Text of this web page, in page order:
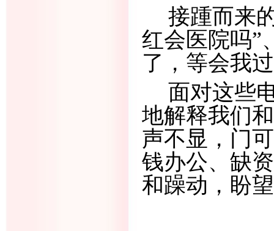
接踵而来
红会医院吗”
了，等会我
面对这些
地解释我们
声不显，门
钱办公、缺
和躁动，盼